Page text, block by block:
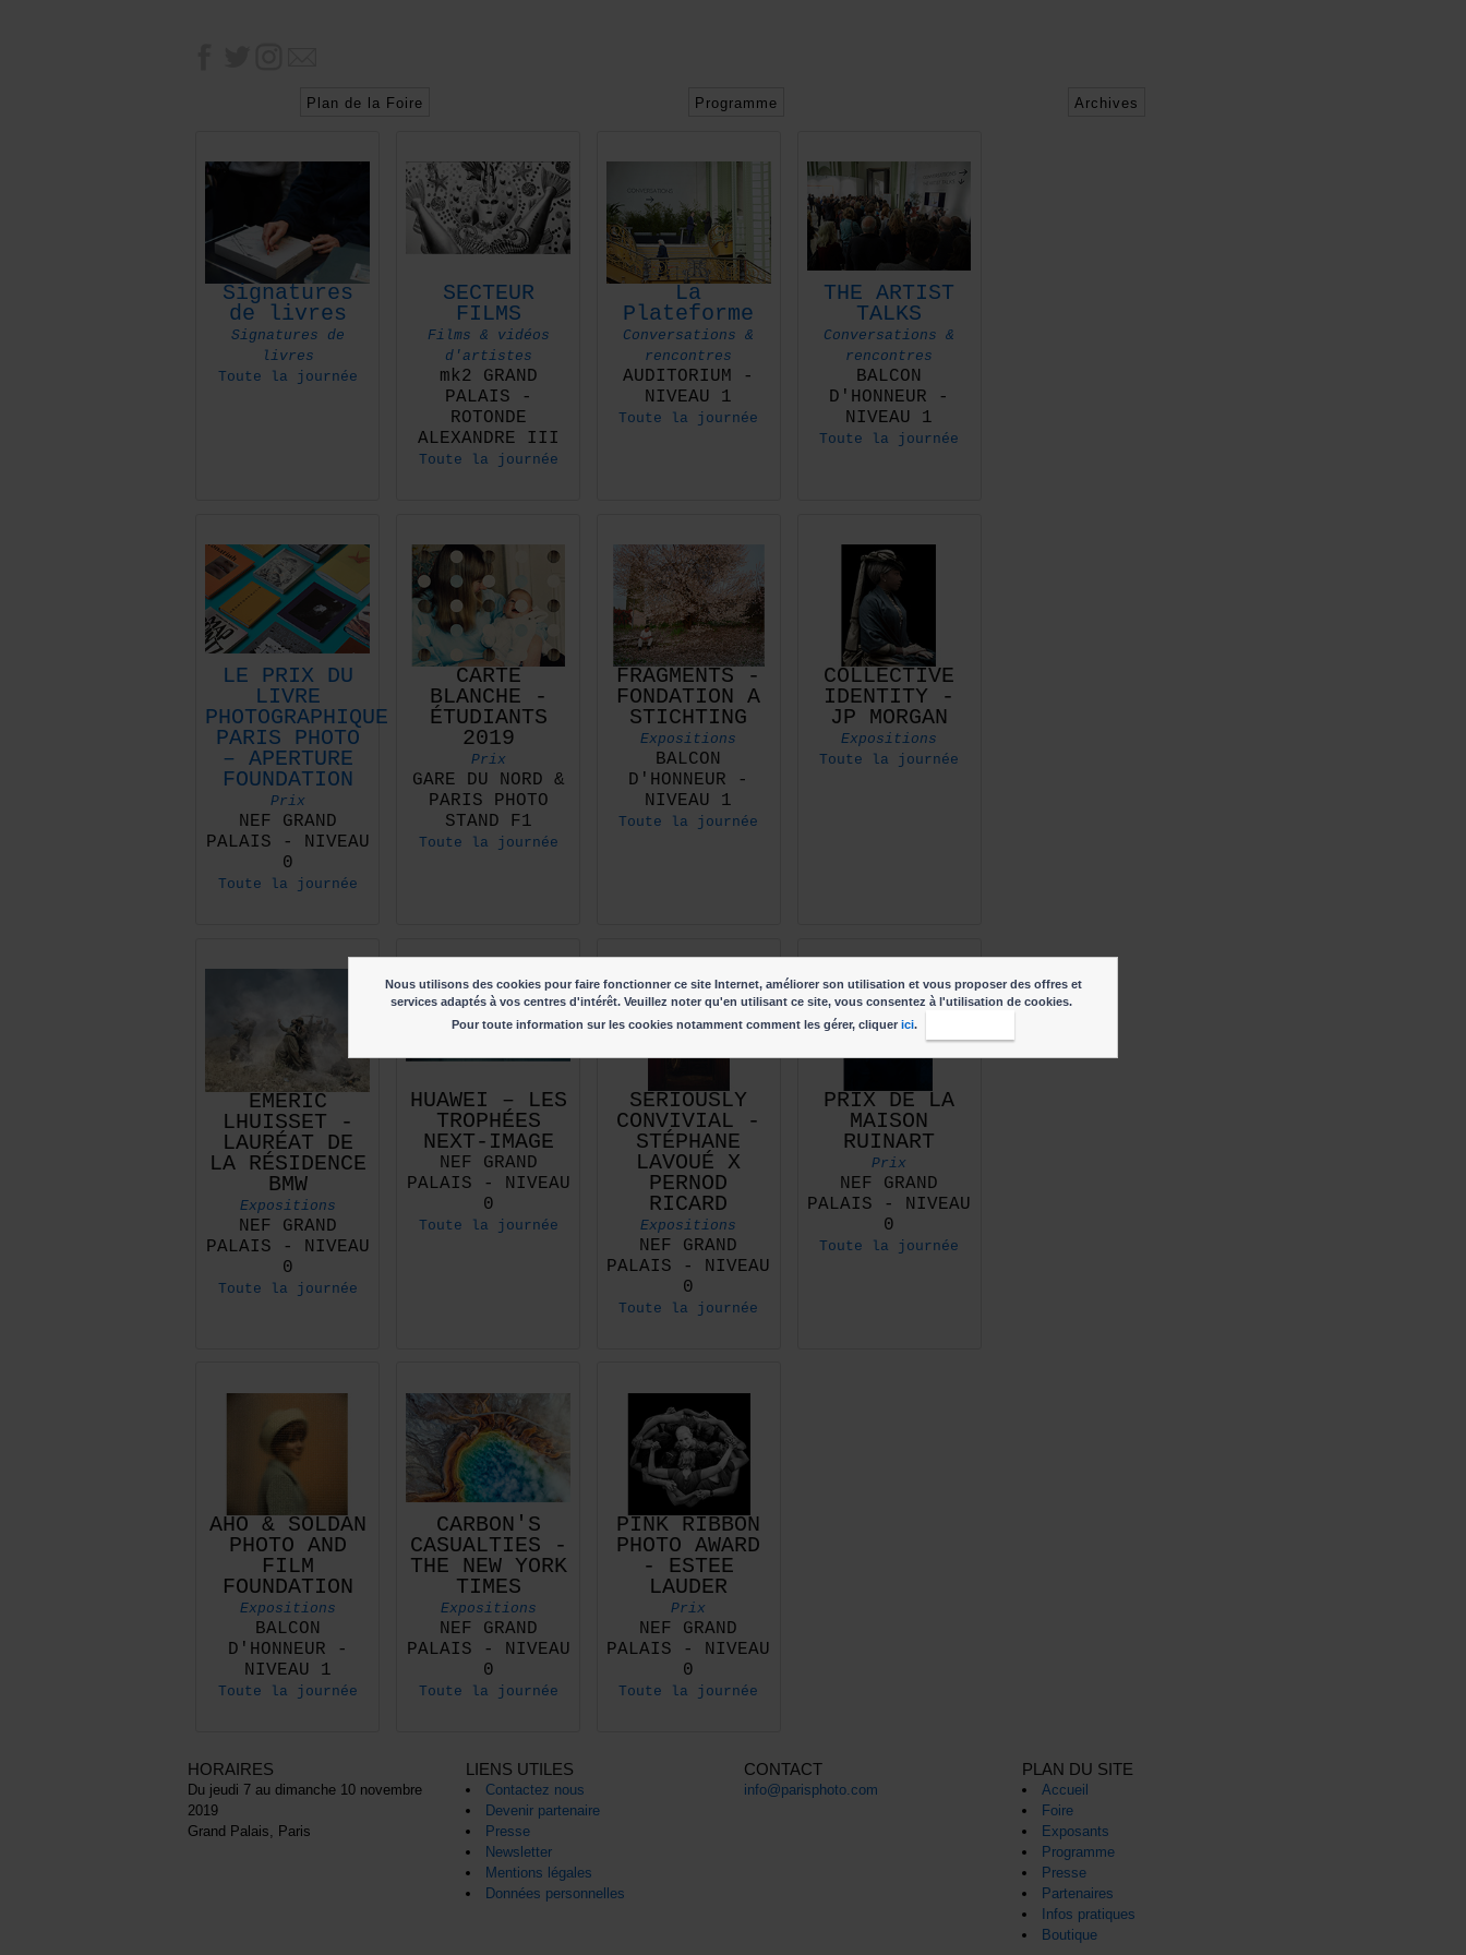
Plan de la Foire Programme Archives
Signatures
de livres
Signatures de
livres
Toute la journée
SECTEUR
FILMS
Films & vidéos
d'artistes
mk2 GRAND
PALAIS -
ROTONDE
ALEXANDRE III
Toute la journée
La
Plateforme
Conversations &
rencontres
AUDITORIUM -
NIVEAU 1
Toute la journée
THE ARTIST
TALKS
Conversations &
rencontres
BALCON
D'HONNEUR -
NIVEAU 1
Toute la journée
LE PRIX DU
LIVRE
PHOTOGRAPHIQUE
PARIS PHOTO
– APERTURE
FOUNDATION
Prix
NEF GRAND
PALAIS - NIVEAU
0
Toute la journée
CARTE
BLANCHE -
ÉTUDIANTS
2019
Prix
GARE DU NORD &
PARIS PHOTO
STAND F1
Toute la journée
FRAGMENTS -
FONDATION A
STICHTING
Expositions
BALCON
D'HONNEUR -
NIVEAU 1
Toute la journée
COLLECTIVE
IDENTITY -
JP MORGAN
Expositions
Toute la journée
EMERIC
LHUISSET -
LAURÉAT DE
LA RÉSIDENCE
BMW
Expositions
NEF GRAND
PALAIS - NIVEAU
0
Toute la journée
HUAWEI – LES
TROPHÉES
NEXT-IMAGE
NEF GRAND
PALAIS - NIVEAU
0
Toute la journée
SERIOUSLY
CONVIVIAL -
STÉPHANE
LAVOUÉ X
PERNOD
RICARD
Expositions
NEF GRAND
PALAIS - NIVEAU
0
Toute la journée
PRIX DE LA
MAISON
RUINART
Prix
NEF GRAND
PALAIS - NIVEAU
0
Toute la journée
AHO & SOLDAN
PHOTO AND
FILM
FOUNDATION
Expositions
BALCON
D'HONNEUR -
NIVEAU 1
Toute la journée
CARBON'S
CASUALTIES -
THE NEW YORK
TIMES
Expositions
NEF GRAND
PALAIS - NIVEAU
0
Toute la journée
PINK RIBBON
PHOTO AWARD
- ESTEE
LAUDER
Prix
NEF GRAND
PALAIS - NIVEAU
0
Toute la journée
HORAIRES
Du jeudi 7 au dimanche 10 novembre
2019
Grand Palais, Paris
LIENS UTILES
Contactez nous
Devenir partenaire
Presse
Newsletter
Mentions légales
Données personnelles
CONTACT
info@parisphoto.com
PLAN DU SITE
Accueil
Foire
Exposants
Programme
Presse
Partenaires
Infos pratiques
Boutique
Nous utilisons des cookies pour faire fonctionner ce site Internet, améliorer son utilisation et vous proposer des offres et
services adaptés à vos centres d'intérêt. Veuillez noter qu'en utilisant ce site, vous consentez à l'utilisation de cookies.
Pour toute information sur les cookies notamment comment les gérer, cliquer ici.